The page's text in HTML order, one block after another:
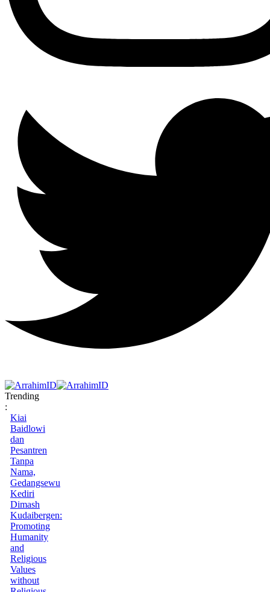
Trending
:
Kiai
Baidlowi
dan
Pesantren
Tanpa
Nama,
Gedangsewu
Kediri
Dimash
Kudaibergen:
Promoting
Humanity
and
Religious
Values
without